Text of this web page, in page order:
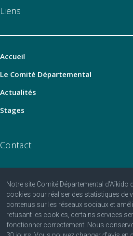
Notre site Comité Départemental d'Aïkido
cookies pour réaliser des statistiques de
contenus sur les réseaux sociaux et
refusant les cookies, certains services
fonctionner correctement. Nous
Liens
Accueil
Le Comité Départemental
Actualités
Stages
Contact
06 07 25 25 81
contact@aikido-sarthe.fr
Fédération Française